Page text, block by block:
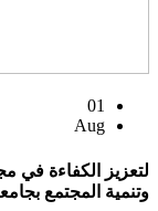
01
Aug
لتعزيز الكفاءة في
وتنمية المجتمع